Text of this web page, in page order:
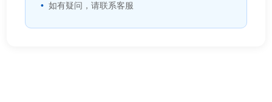
如有疑问，请联系客服